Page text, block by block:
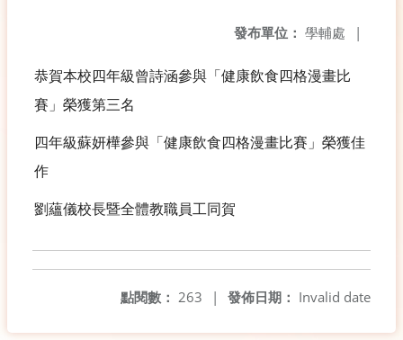
發布單位： 學輔處 |
恭賀本校四年級曾詩涵參與「健康飲食四格漫畫比
賽」榮獲第三名
四年級蘇妍樺參與「健康飲食四格漫畫比賽」榮獲佳
作
劉蘊儀校長暨全體教職員工同賀
發佈日期： Invalid date
點閱數： 263 |